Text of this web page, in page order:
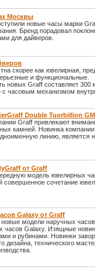
Москвы
новые часы марки
Бренд порадовал
для дайверов.
скорее как ювелирная,
и функциональные.
новых Graff составляет 300
с часовым механизмом
Double Tuorbillion
Graff привлекают
камней. Новинка
линию, является
от Graff
модель ювелирных
совершенное сочетание
Galaxy от Graff
модели наручных
часов Galaxy. Изящные
и рубинами. Новинки
дизайна, технического